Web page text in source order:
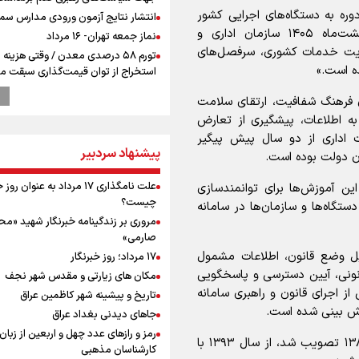
به دستگاه‌های اجرایی کشور
اظهار داشت: «بر مبنای بخشنامه مورخ ۲۲ اردیبهشت‌ماه ۱۴۰۵ سازمان اداری و
خدمات کشوری، سرفصل‌های
است.»
فرهنگ شفافیت، ارتقای سلامت
اطلاعات، پیشگیری از تعارض
از دو سال پیش پیگیر
دولت بوده است.
آموزش‌ها برای توانمندسازی
و سازمان‌ها در سامانه
مبانی و دلایل وضع قانون، اطلاعات مشمول
آیین دسترسی و پاسخگویی
اجرای قانون و راهبری سامانه
بینی شده است.
قانون انتشار و دسترسی آزاد به اطلاعات که در سال ۱۳۸۷ تصویب شد، از سال ۱۳۹۳ با
انتشار نتایج آزمون ورودی مدارس
نماز جمعه تهران- ۱۶ مرداد
تورم ۵۸ درصدی معدن / وقتی هزینه
استخراج از توان قیمت‌گذاری سبقت
ترامپ انگشت تهدید را به سمت
وزیر ورزش و جوانان ایران از مرکز ملی
جمهوری آذربایجان بازدید کرد
موسی جنپو، بازیکن فصل گذشته
پانتولیکوس یونان پیوست
بازدید وزیر ورزش ایران از مجموعه ملی
تیراندازی باکو یکی از مجهزترین مراکز
تیراندازی منطقه
ورزشکاران سنگنوردی
یمن، ایستاده در برابر تحریم و تجاوز
پزشکیان: مذاکره به معنای تسلیم
دولت برای خدمت به مردم خواهد
هیچ اختلافی میان دولت و نیروهای
پیشنهاد سردبیر
علت نامگذاری ۱۷ مرداد به عنوان
چیست؟
مروری بر زندگینامه خبرنگار شهید
صارمی»
۱۷ مرداد؛ روز خبرنگار
مکان های زیارتی و مقدس شهر نجف
تاریخ و پیشینه شهر کاظمین عراق
جاهای دیدنی بغداد عراق
رمز و رازهای عدد چهل و اربعین از زبان
کارشناسان مذهبی